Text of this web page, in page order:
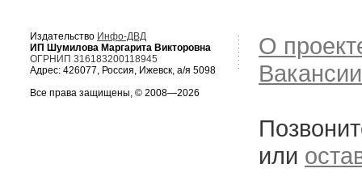
Издательство Инфо-ДВД
ИП Шумилова Маргарита Викторовна
ОГРНИП 316183200118945
Адрес: 426077, Россия, Ижевск, а/я 5098
Все права защищены, © 2008—2026
О
Вакансии
или